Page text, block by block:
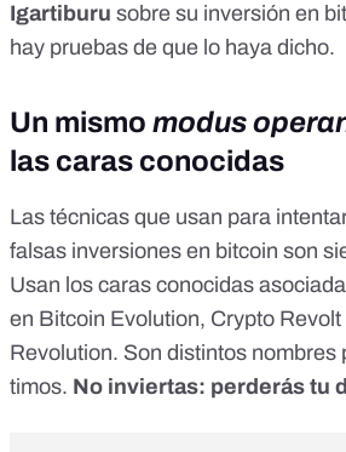
Igartiburu sobre su inversión en
hay pruebas de que lo haya dicho.
Un mismo modus
las caras conocidas
Las técnicas que usan para
falsas inversiones en bitcoin son
Usan los caras conocidas
en Bitcoin Evolution, Crypto Revolt
Revolution. Son distintos nombres
timos. No inviertas: perderás tu